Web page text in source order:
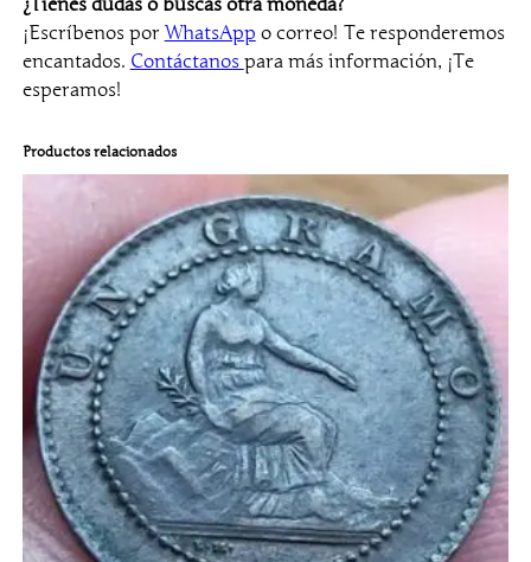
¿Tienes dudas o buscas otra moneda?
¡Escríbenos por WhatsApp o correo! Te responderemos
encantados. Contáctanos para más información, ¡Te
esperamos!
Productos relacionados